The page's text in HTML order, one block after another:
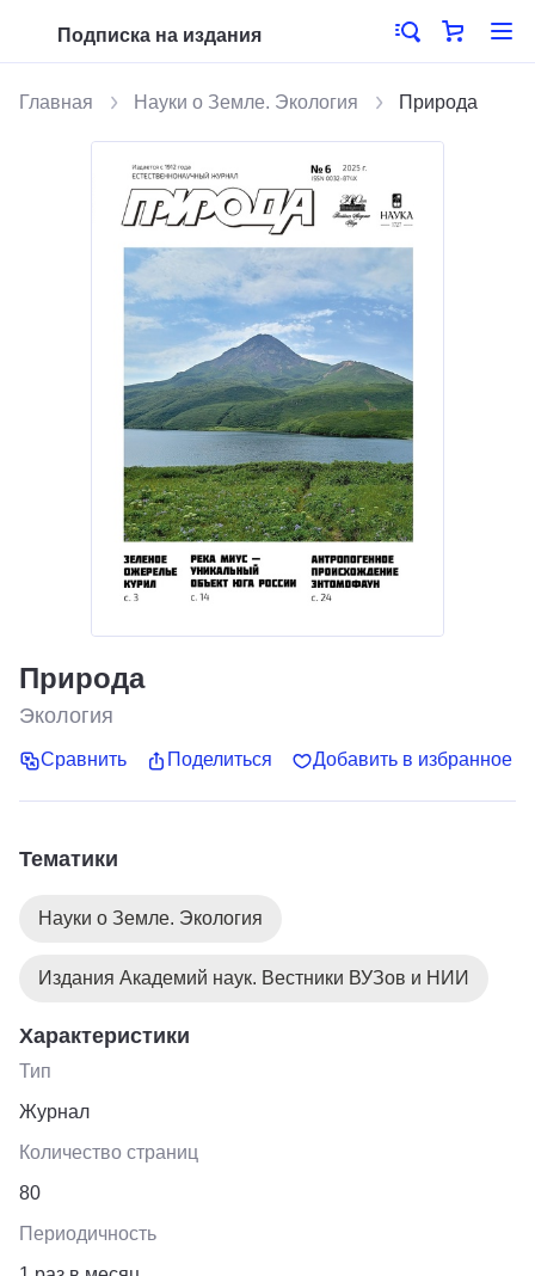
Подписка на издания
Главная Науки о Земле. Экология Природа
Природа
Экология
Сравнить Поделиться Добавить в избранное
Тематики
Науки о Земле. Экология
Издания Академий наук. Вестники ВУЗов и НИИ
Характеристики
Тип
Журнал
Количество страниц
80
Периодичность